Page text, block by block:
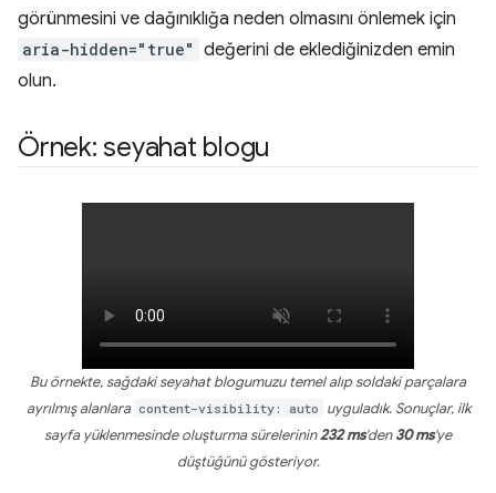
görünmesini ve dağınıklığa neden olmasını önlemek için
aria-hidden="true" değerini de eklediğinizden emin
olun.
Örnek: seyahat blogu
Bu örnekte, sağdaki seyahat blogumuzu temel alıp soldaki parçalara
ayrılmış alanlara content-visibility: auto uyguladık. Sonuçlar, ilk
sayfa yüklenmesinde oluşturma sürelerinin232 ms'den30 ms'ye
düştüğünü gösteriyor.